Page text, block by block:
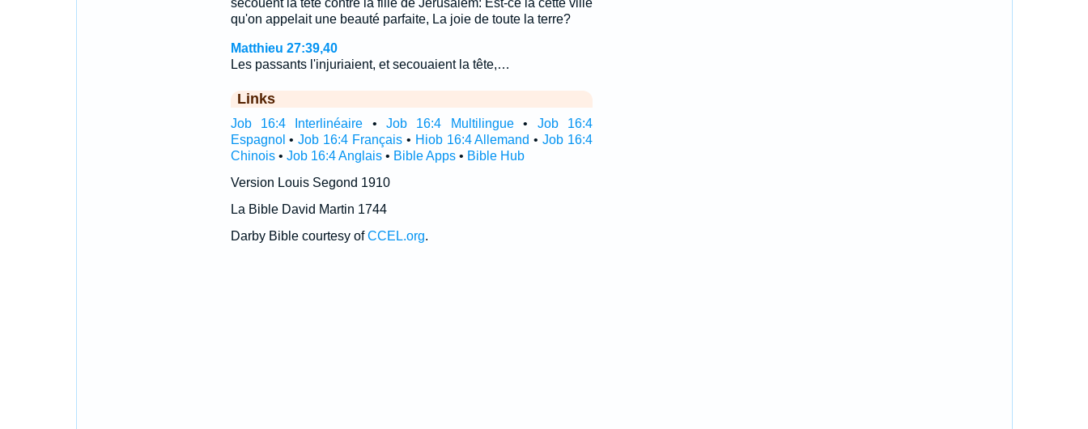
secouent la tête contre la fille de Jérusalem: Est-ce là cette ville
qu'on appelait une beauté parfaite, La joie de toute la terre?
Matthieu 27:39,40
Les passants l'injuriaient, et secouaient la tête,…
Links
Job 16:4 Interlinéaire •Job 16:4 Multilingue• Job 16:4
Espagnol •Job 16:4 Français• Hiob 16:4 Allemand •Job 16:4
Chinois• Job 16:4 Anglais• Bible Apps• Bible Hub
Version Louis Segond 1910
La Bible David Martin 1744
Darby Bible courtesy ofCCEL.org.